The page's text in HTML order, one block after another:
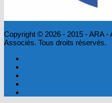
Copyright © 2026 - 2015 - ARA -
Associés. Tous droits réservés.